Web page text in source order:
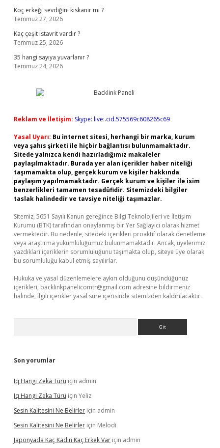
Koç erkeği sevdiğini kıskanır mı ?
Temmuz 27, 2026
Kaç çeşit istavrit vardır ?
Temmuz 25, 2026
35 hangi sayıya yuvarlanır ?
Temmuz 24, 2026
Reklam ve İletişim: Skype: live:.cid.575569c608265c69
Yasal Uyarı: Bu internet sitesi, herhangi bir marka, kurum
veya şahıs şirketi ile hiçbir bağlantısı bulunmamaktadır.
Sitede yalnızca kendi hazırladığımız makaleler
paylaşılmaktadır. Burada yer alan içerikler haber niteliği
taşımamakta olup, gerçek kurum ve kişiler hakkında
paylaşım yapılmamaktadır. Gerçek kurum ve kişiler ile isim
benzerlikleri tamamen tesadüfidir. Sitemizdeki bilgiler
taslak halindedir ve tavsiye niteliği taşımazlar.
Sitemiz, 5651 Sayılı Kanun gereğince Bilgi Teknolojileri ve İletişim
Kurumu (BTK) tarafından onaylanmış bir Yer Sağlayıcı olarak hizmet
vermektedir. Bu nedenle, sitedeki içerikleri proaktif olarak denetleme
veya araştırma yükümlülüğümüz bulunmamaktadır. Ancak, üyelerimiz
yazdıkları içeriklerin sorumluluğunu taşımakta olup, siteye üye olarak
bu sorumluluğu kabul etmiş sayılırlar.
Hukuka ve yasal düzenlemelere aykırı olduğunu düşündüğünüz
içerikleri, backlinkpanelicomtr@gmail.com adresine bildirmeniz
halinde, ilgili içerikler yasal süre içerisinde sitemizden kaldırılacaktır.
Son yorumlar
Iq Hangi Zeka Türü için admin
Iq Hangi Zeka Türü için Yeliz
Sesin Kalitesini Ne Belirler için admin
Sesin Kalitesini Ne Belirler için Melodi
Japonyada Kaç Kadın Kaç Erkek Var için admin